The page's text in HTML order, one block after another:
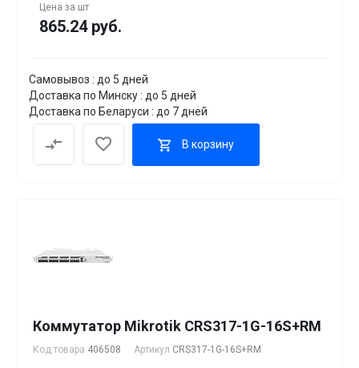
Цена за шт
865.24 руб.
Самовывоз : до 5 дней
Доставка по Минску : до 5 дней
Доставка по Беларуси : до 7 дней
В корзину
Коммутатор Mikrotik CRS317-1G-16S+RM
Код товара 406508 Артикул CRS317-1G-16S+RM